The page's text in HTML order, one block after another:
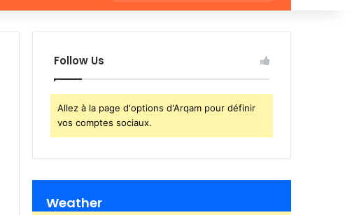
Follow Us
Allez à la page d'options d'Arqam pour définir
vos comptes sociaux.
Weather